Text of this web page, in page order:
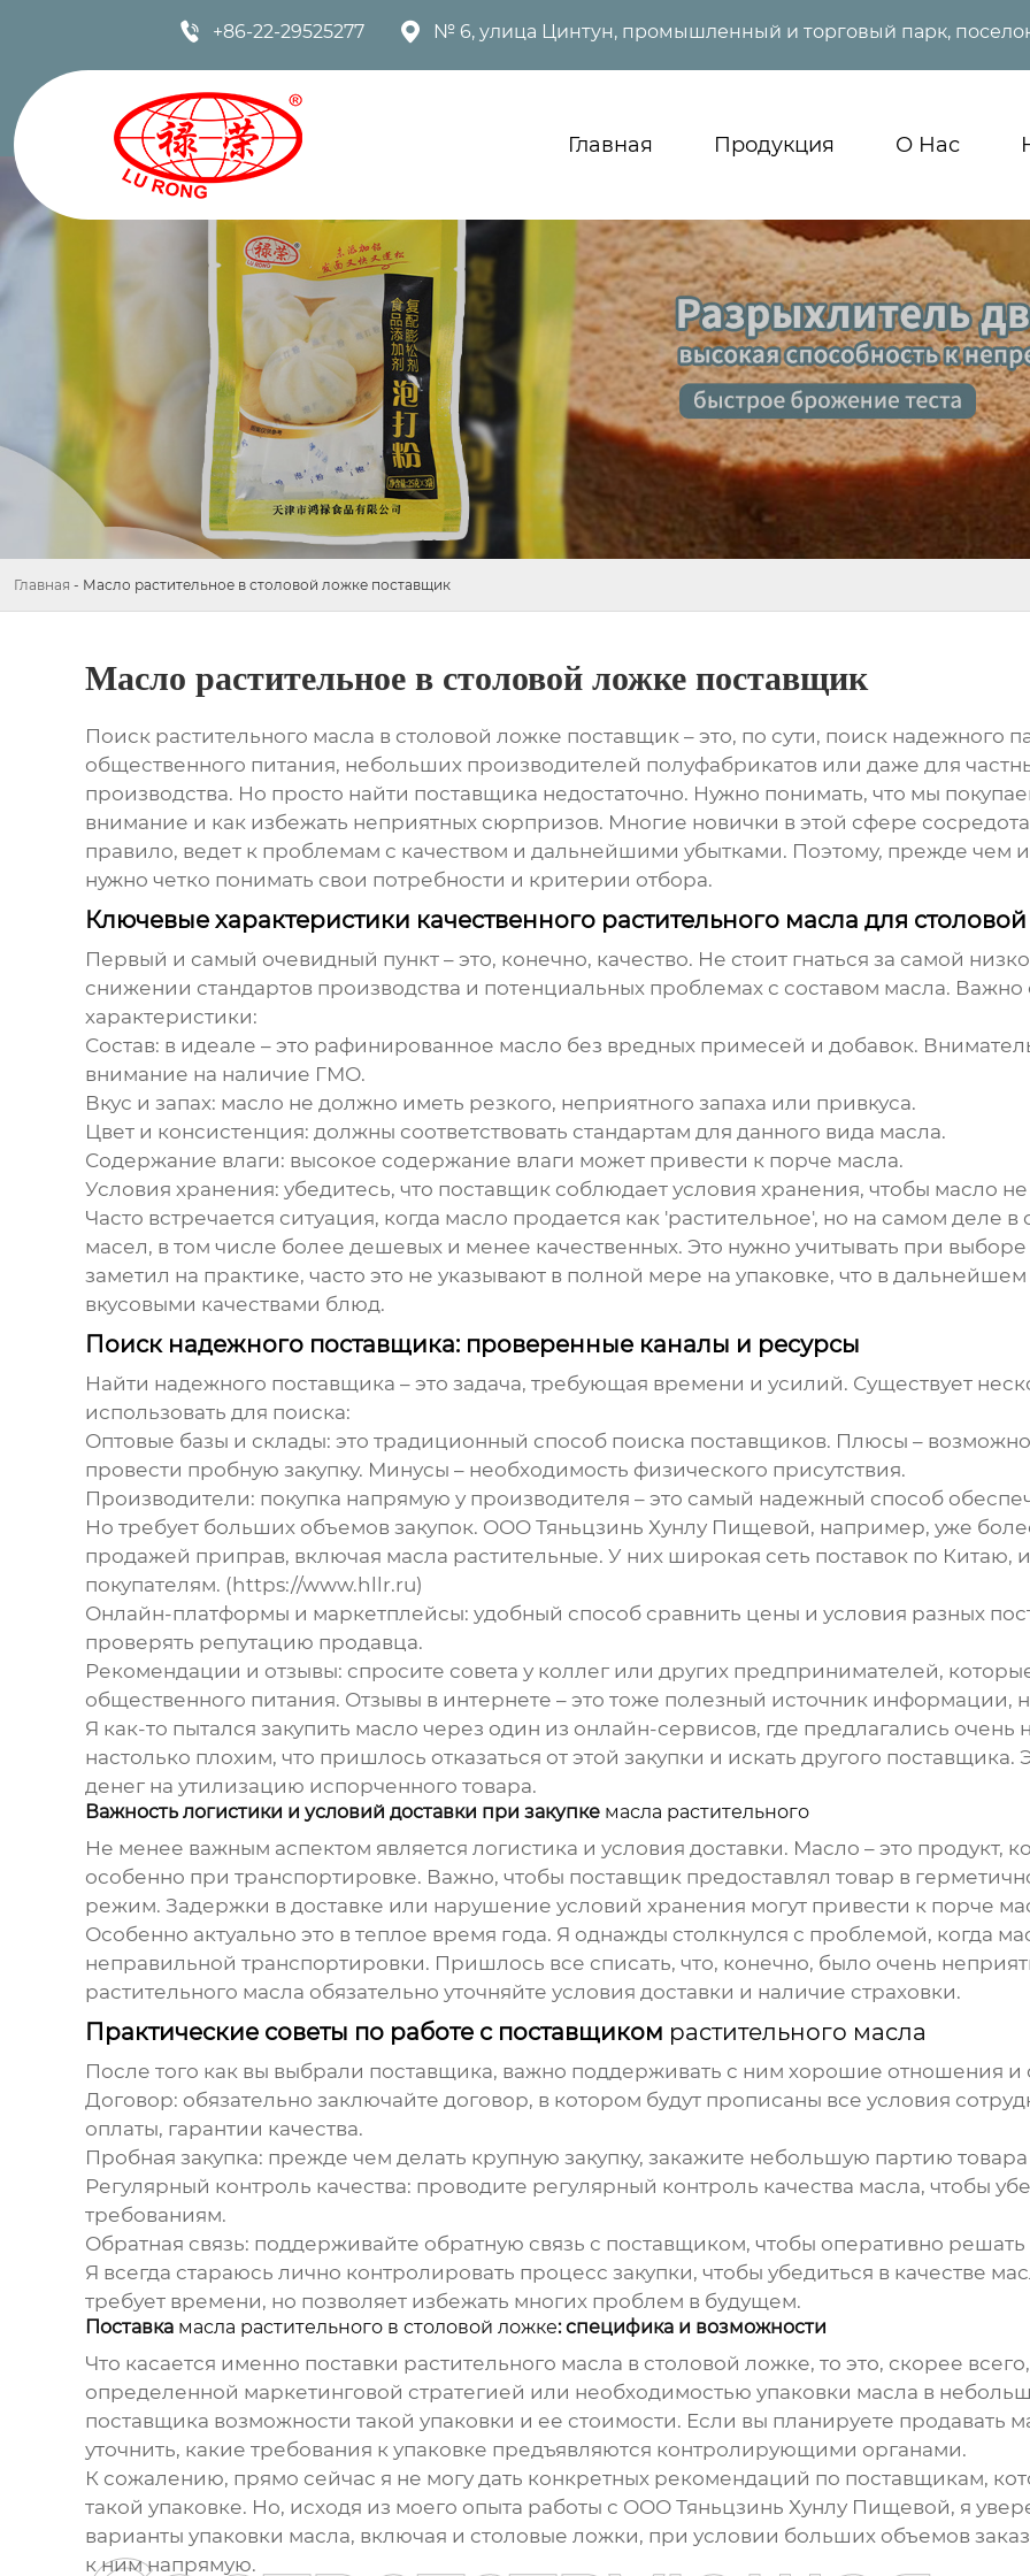
 +86-22-29525277  № 6, улица Цинтун, промышленный и торговый парк,
Главная Продукция О Нас
Главная - Масло растительное в столовой ложке поставщик
Масло растительное в столовой ложке поставщик
Поиск растительного масла в столовой ложке поставщик– это, по сути, поиск надежного
общественного питания, небольших производителей полуфабрикатов или даже для
производства. Но просто найти поставщика недостаточно. Нужно понимать, что мы
внимание и как избежать неприятных сюрпризов. Многие новички в этой сфере
правило, ведет к проблемам с качеством и дальнейшими убытками. Поэтому, прежде чем
нужно четко понимать свои потребности и критерии отбора.
Ключевые характеристики качественного растительного масла для столовой
Первый и самый очевидный пункт – это, конечно, качество. Не стоит гнаться за самой
снижении стандартов производства и потенциальных проблемах с составом масла.
характеристики:
Состав: в идеале – это рафинированное масло без вредных примесей и добавок.
внимание на наличие ГМО.
Вкус и запах: масло не должно иметь резкого, неприятного запаха или привкуса.
Цвет и консистенция: должны соответствовать стандартам для данного вида масла.
Содержание влаги: высокое содержание влаги может привести к порче масла.
Условия хранения: убедитесь, что поставщик соблюдает условия хранения, чтобы масло
Часто встречается ситуация, когда масло продается как 'растительное', но на самом деле
масел, в том числе более дешевых и менее качественных. Это нужно учитывать при выборе
заметил на практике, часто это не указывают в полной мере на упаковке, что в
вкусовыми качествами блюд.
Поиск надежного поставщика: проверенные каналы и ресурсы
Найти надежного поставщика – это задача, требующая времени и усилий. Существует
использовать для поиска:
Оптовые базы и склады: это традиционный способ поиска поставщиков. Плюсы –
провести пробную закупку. Минусы – необходимость физического присутствия.
Производители: покупка напрямую у производителя – это самый надежный способ
Но требует больших объемов закупок. ООО Тяньцзинь Хунлу Пищевой, например, уже
продажей приправ, включая масла растительные. У них широкая сеть поставок по Китаю,
покупателям. (https://www.hllr.ru)
Онлайн-платформы и маркетплейсы: удобный способ сравнить цены и условия разных
проверять репутацию продавца.
Рекомендации и отзывы: спросите совета у коллег или других предпринимателей,
общественного питания. Отзывы в интернете – это тоже полезный источник информации,
Я как-то пытался закупить масло через один из онлайн-сервисов, где предлагались очень
настолько плохим, что пришлось отказаться от этой закупки и искать другого
денег на утилизацию испорченного товара.
Важность логистики и условий доставки при закупке масла растительного
Не менее важным аспектом является логистика и условия доставки. Масло – это продукт,
особенно при транспортировке. Важно, чтобы поставщик предоставлял товар в
режим. Задержки в доставке или нарушение условий хранения могут привести к порче
Особенно актуально это в теплое время года. Я однажды столкнулся с проблемой, когда
неправильной транспортировки. Пришлось все списать, что, конечно, было очень
растительного масла обязательно уточняйте условия доставки и наличие страховки.
Практические советы по работе с поставщиком растительного масла
После того как вы выбрали поставщика, важно поддерживать с ним хорошие отношения
Договор: обязательно заключайте договор, в котором будут прописаны все условия
оплаты, гарантии качества.
Пробная закупка: прежде чем делать крупную закупку, закажите небольшую партию
Регулярный контроль качества: проводите регулярный контроль качества масла, чтобы
требованиям.
Обратная связь: поддерживайте обратную связь с поставщиком, чтобы оперативно
Я всегда стараюсь лично контролировать процесс закупки, чтобы убедиться в качестве
требует времени, но позволяет избежать многих проблем в будущем.
Поставка масла растительного в столовой ложке: специфика и возможности
Что касается именно поставки растительного масла в столовой ложке, то это, скорее
определенной маркетинговой стратегией или необходимостью упаковки масла в
поставщика возможности такой упаковки и ее стоимости. Если вы планируете продавать
уточнить, какие требования к упаковке предъявляются контролирующими органами.
К сожалению, прямо сейчас я не могу дать конкретных рекомендаций по поставщикам,
такой упаковке. Но, исходя из моего опыта работы с ООО Тяньцзинь Хунлу Пищевой, я
варианты упаковки масла, включая и столовые ложки, при условии больших объемов
к ним напрямую.